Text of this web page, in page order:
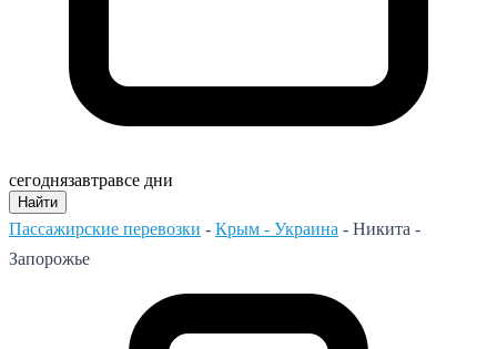
сегоднязавтравсе дни
Найти
Пассажирские перевозки - Крым - Украина - Никита -
Запорожье